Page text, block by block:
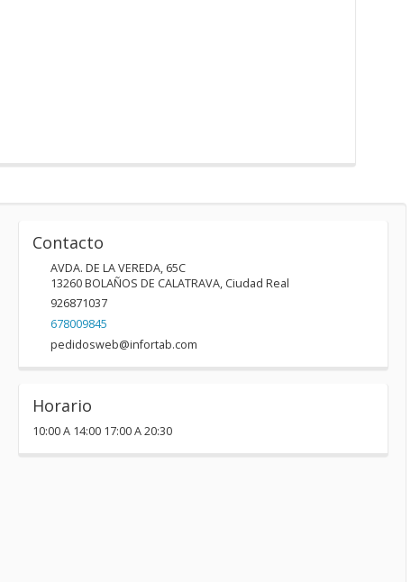
Contacto
AVDA. DE LA VEREDA, 65C
13260BOLAÑOS DE CALATRAVA, Ciudad Real
926871037
678009845
pedidosweb@infortab.com
Horario
10:00 A 14:00 17:00 A 20:30